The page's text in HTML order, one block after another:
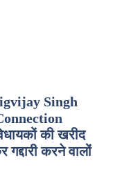
Singh
की खरीद
करने वालों